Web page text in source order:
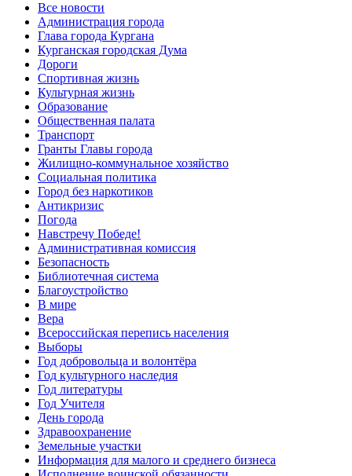
Все новости
Администрация города
Глава города Кургана
Курганская городская Дума
Дороги
Спортивная жизнь
Культурная жизнь
Образование
Общественная палата
Транспорт
Гранты Главы города
Жилищно-коммунальное хозяйство
Социальная политика
Город без наркотиков
Антикризис
Погода
Навстречу Победе!
Административная комиссия
Безопасность
Библиотечная система
Благоустройство
В мире
Вера
Всероссийская перепись населения
Выборы
Год добровольца и волонтёра
Год культурного наследия
Год литературы
Год Учителя
День города
Здравоохранение
Земельные участки
Информация для малого и среднего бизнеса